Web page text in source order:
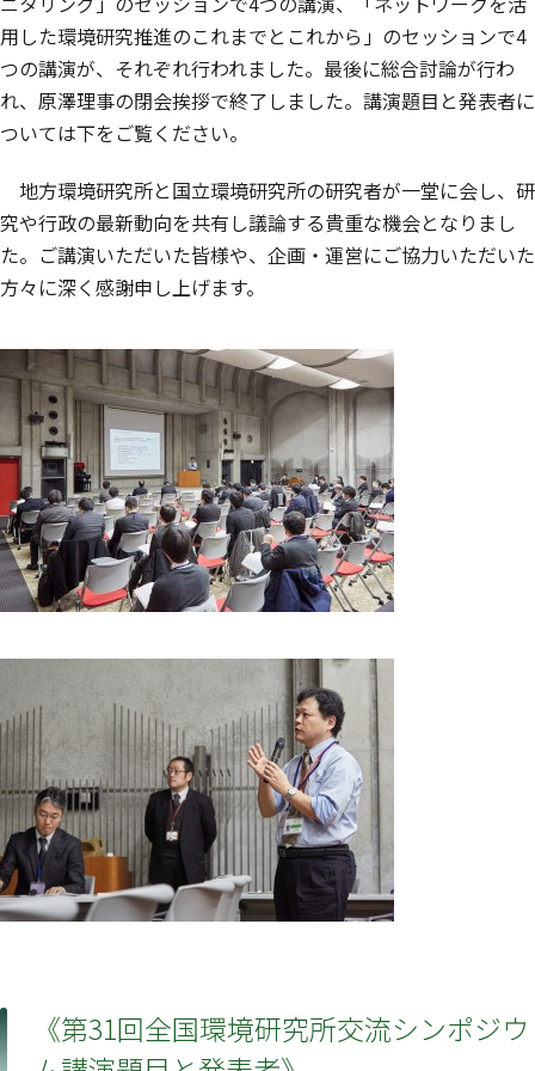
用した環境研究推進のこれまでとこれから」のセッションで4
つの講演が、それぞれ行われました。最後に総合討論が行わ
れ、原澤理事の閉会挨拶で終了しました。講演題目と発表者に
ついては下をご覧ください。
地方環境研究所と国立環境研究所の研究者が一堂に会し、研
究や行政の最新動向を共有し議論する貴重な機会となりまし
た。ご講演いただいた皆様や、企画・運営にご協力いただいた
方々に深く感謝申し上げます。
《第31回全国環境研究所交流シンポジウ